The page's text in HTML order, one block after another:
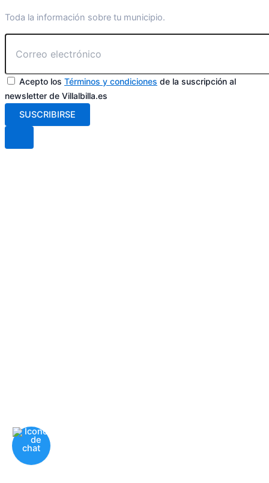
Toda la información sobre tu municipio.
Acepto los Términos y condiciones de la suscripción al
newsletter de Villalbilla.es
SUSCRIBIRSE